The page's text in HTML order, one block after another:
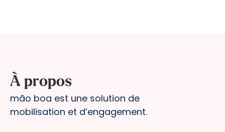
À propos
mão boa est une solution de
mobilisation et d’engagement.